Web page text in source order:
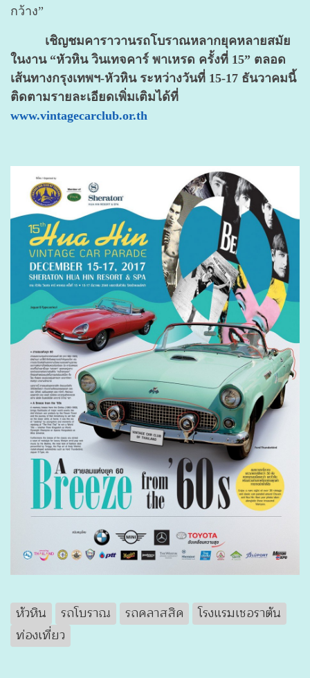
กว้าง”
เชิญชมคาราวานรถโบราณหลากยุคหลายสมัย
ในงาน “หัวหิน วินเทจคาร์ พาเหรด ครั้งที่ 15” ตลอด
เส้นทางกรุงเทพฯ-หัวหิน ระหว่างวันที่ 15-17 ธันวาคมนี้
ติดตามรายละเอียดเพิ่มเติมได้ที่
www.vintagecarclub.or.th
หัวหิน รถโบราณ รถคลาสสิค
โรงแรมเชอราตัน
ท่องเที่ยว